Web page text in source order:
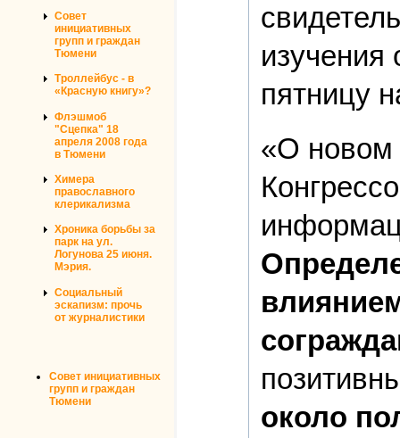
Совет
инициативных
групп и граждан
Тюмени
Троллейбус - в
«Красную книгу»?
Флэшмоб
"Сцепка" 18
апреля 2008 года
в Тюмени
Химера
православного
клерикализма
Хроника борьбы за
парк на ул.
Логунова 25 июня.
Мэрия.
Социальный
эскапизм: прочь
от журналистики
Совет инициативных
групп и граждан
Тюмени
пятницу
«О новом
около